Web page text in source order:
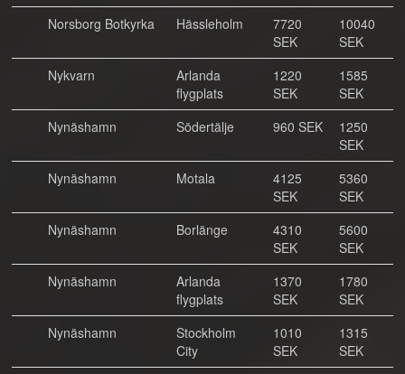
Norsborg Botkyrka
Hässleholm
7720
SEK
10040
SEK
Nykvarn
Arlanda
flygplats
1220
SEK
1585
SEK
Nynäshamn
Södertälje 960 SEK
1250
SEK
Nynäshamn
Motala
4125
SEK
5360
SEK
Nynäshamn
Borlänge
4310
SEK
5600
SEK
Nynäshamn
Arlanda
flygplats
1370
SEK
1780
SEK
Nynäshamn
Stockholm
City
1010
SEK
1315
SEK